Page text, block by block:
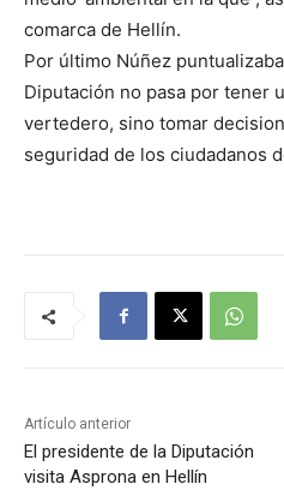
comarca de Hellín.
Por último Núñez
Diputación no pasa por tener
vertedero, sino tomar
seguridad de los ciudadanos
Artículo anterior
El presidente de la Diputación
visita Asprona en Hellín